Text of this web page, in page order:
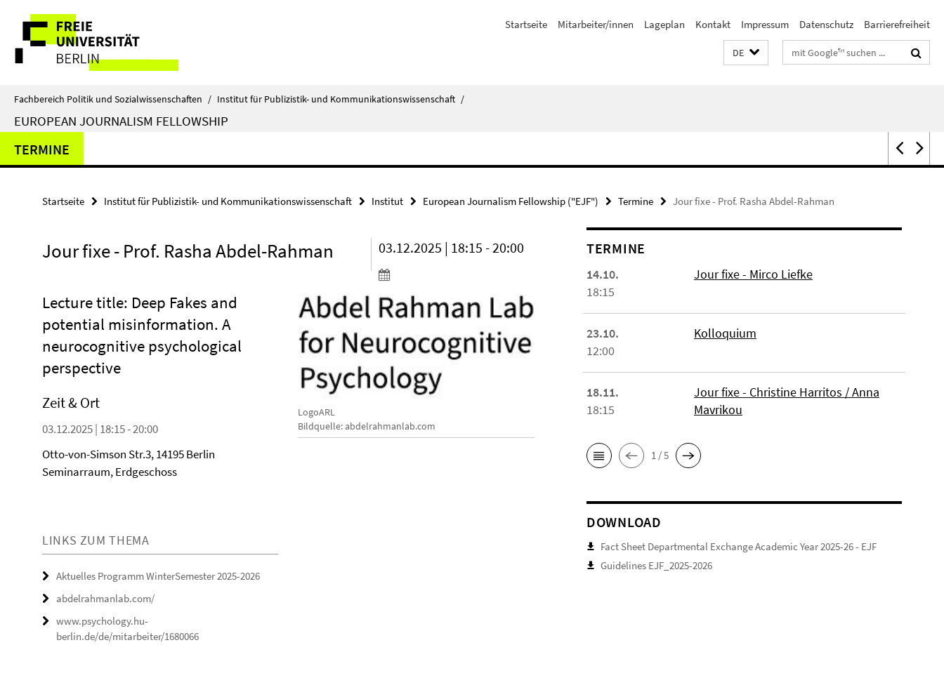
direkt
Inhalt
Service-
Navigation
Startseite Mitarbeiter/innen Lageplan Kontakt Impressum Datenschutz Barrierefreiheit
DE Suchbegriffe
Fachbereich Politik und Sozialwissenschaften / Institut für Publizistik- und Kommunikationswissenschaft /
EUROPEAN JOURNALISM FELLOWSHIP
TERMINE
Startseite Institut für Publizistik- und Kommunikationswissenschaft Institut European Journalism Fellowship ("EJF") Termine Jour fixe - Prof. Rasha Abdel-Rahman
Jour fixe - Prof. Rasha Abdel-Rahman 03.12.2025 | 18:15 - 20:00
LogoARL
Bildquelle: abdelrahmanlab.com
Lecture title: Deep Fakes and
potential misinformation. A
neurocognitive psychological
perspective
Zeit & Ort
03.12.2025 | 18:15 - 20:00
Otto-von-Simson Str.3, 14195 Berlin
Seminarraum, Erdgeschoss
LINKS ZUM THEMA
Aktuelles Programm WinterSemester 2025-2026
abdelrahmanlab.com/
www.psychology.hu-
berlin.de/de/mitarbeiter/1680066
TERMINE
14.10.
18:15
Jour fixe - Mirco Liefke
23.10.
12:00
Kolloquium
18.11.
18:15
Jour fixe - Christine Harritos / Anna
Mavrikou
1 / 5
DOWNLOAD
Fact Sheet Departmental Exchange Academic Year 2025-26 - EJF
Guidelines EJF_2025-2026